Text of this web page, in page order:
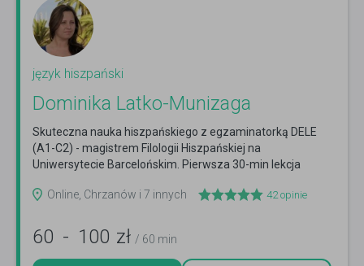
język hiszpański
Dominika Latko-Munizaga
Skuteczna nauka hiszpańskiego z egzaminatorką DELE
(A1-C2) - magistrem Filologii Hiszpańskiej na
Uniwersytecie Barcelońskim. Pierwsza 30-min lekcja
Online, Chrzanów i 7 innych
42opinie
60 - 100 zł / 60 min